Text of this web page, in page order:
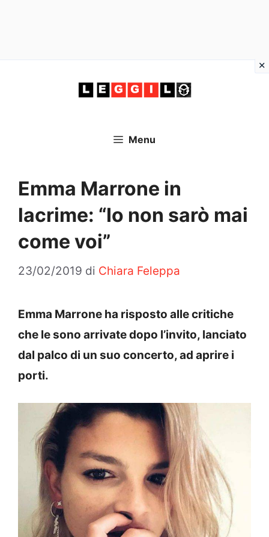
Menu
Emma Marrone in
lacrime: “Io non sarò mai
come voi”
23/02/2019 di Chiara Feleppa
Emma Marrone ha risposto alle critiche
che le sono arrivate dopo l’invito, lanciato
dal palco di un suo concerto, ad aprire i
porti.